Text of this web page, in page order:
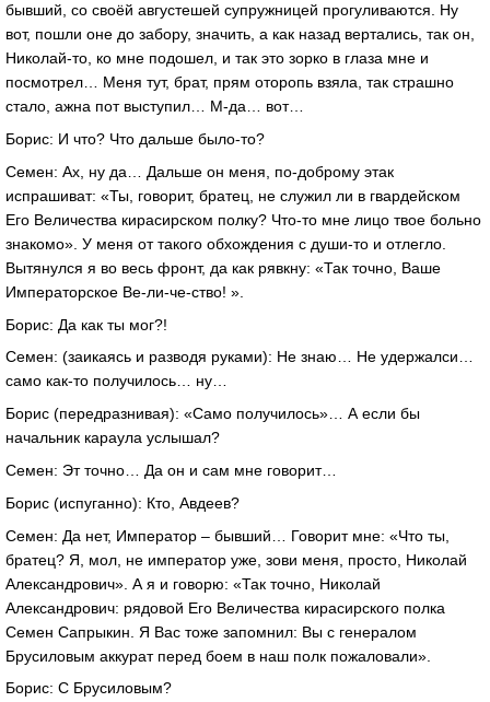
бывший, со своёй августешей супружницей прогуливаются. Ну
вот, пошли оне до забору, значить, а как назад вертались, так он,
Николай-то, ко мне подошел, и так это зорко в глаза мне и
посмотрел… Меня тут, брат, прям оторопь взяла, так страшно
стало, ажна пот выступил… М-да… вот…
Борис: И что? Что дальше было-то?
Семен: Ах, ну да… Дальше он меня, по-доброму этак
испрашиват: «Ты, говорит, братец, не служил ли в гвардейском
Его Величества кирасирском полку? Что-то мне лицо твое больно
знакомо». У меня от такого обхождения с души-то и отлегло.
Вытянулся я во весь фронт, да как рявкну: «Так точно, Ваше
Императорское Ве-ли-че-ство! ».
Борис: Да как ты мог?!
Семен: (заикаясь и разводя руками): Не знаю… Не удержалси…
само как-то получилось… ну…
Борис (передразнивая): «Само получилось»… А если бы
начальник караула услышал?
Семен: Эт точно… Да он и сам мне говорит…
Борис (испуганно): Кто, Авдеев?
Семен: Да нет, Император – бывший… Говорит мне: «Что ты,
братец? Я, мол, не император уже, зови меня, просто, Николай
Александрович». А я и говорю: «Так точно, Николай
Александрович: рядовой Его Величества кирасирского полка
Семен Сапрыкин. Я Вас тоже запомнил: Вы с генералом
Брусиловым аккурат перед боем в наш полк пожаловали».
Борис: С Брусиловым?